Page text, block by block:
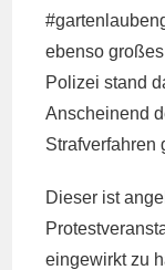
ebenso
Polizei stand
Anscheinend
Strafverfahren
Dieser ist
eingewirkt zu